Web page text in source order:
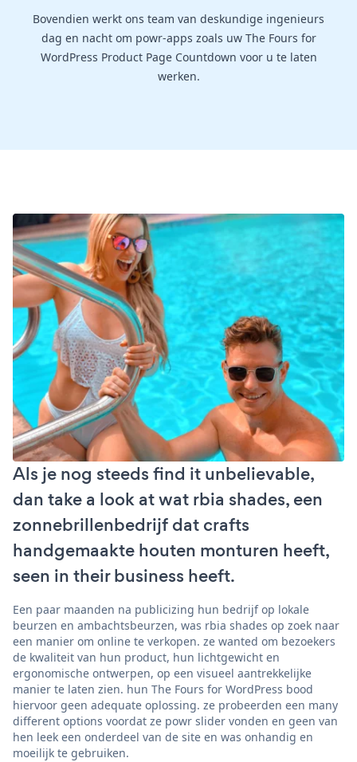
Bovendien werkt ons team van deskundige ingenieurs
dag en nacht om powr-apps zoals uw The Fours for
WordPress Product Page Countdown voor u te laten
werken.
Als je nog steeds find it unbelievable,
dan take a look at wat rbia shades, een
zonnebrillenbedrijf dat crafts
handgemaakte houten monturen heeft,
seen in their business heeft.
Een paar maanden na publicizing hun bedrijf op lokale
beurzen en ambachtsbeurzen, was rbia shades op zoek naar
een manier om online te verkopen. ze wanted om bezoekers
de kwaliteit van hun product, hun lichtgewicht en
ergonomische ontwerpen, op een visueel aantrekkelijke
manier te laten zien. hun The Fours for WordPress bood
hiervoor geen adequate oplossing. ze probeerden een many
different options voordat ze powr slider vonden en geen van
hen leek een onderdeel van de site en was onhandig en
moeilijk te gebruiken.